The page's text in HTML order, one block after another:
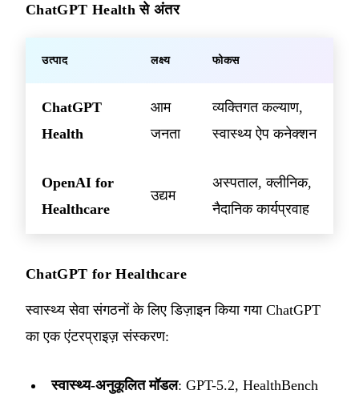
ChatGPT Health से अंतर
उत्पाद लक्ष्य फोकस
ChatGPT
Health
आम
जनता
व्यक्तिगत कल्याण,
स्वास्थ्य ऐप कनेक्शन
OpenAI for
Healthcare
उद्यम
अस्पताल, क्लीनिक,
नैदानिक ​​कार्यप्रवाह
ChatGPT for Healthcare
स्वास्थ्य सेवा संगठनों के लिए डिज़ाइन किया गया ChatGPT
का एक एंटरप्राइज़ संस्करण:
स्वास्थ्य-अनुकूलित मॉडल: GPT-5.2, HealthBench